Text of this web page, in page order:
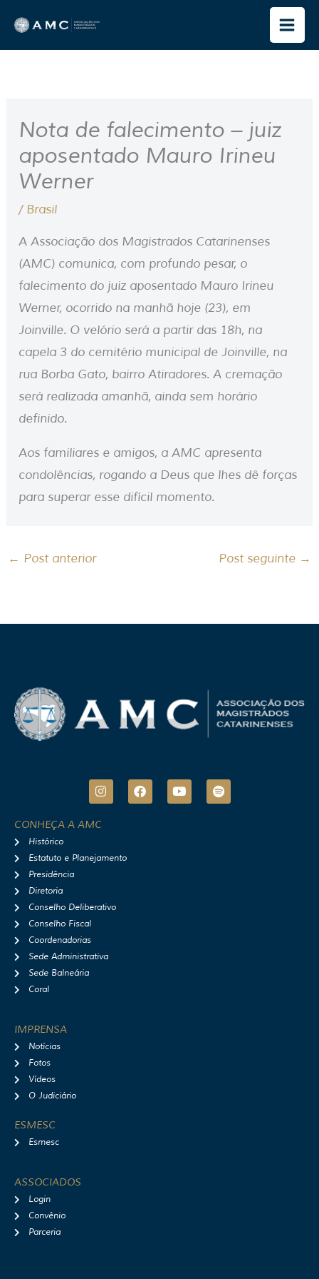
para
o
Nota de falecimento – juiz
aposentado Mauro Irineu
Werner
/ Brasil
A Associação dos Magistrados Catarinenses
(AMC) comunica, com profundo pesar, o
falecimento do juiz aposentado Mauro Irineu
Werner, ocorrido na manhã hoje (23), em
Joinville. O velório será a partir das 18h, na
capela 3 do cemitério municipal de Joinville, na
rua Borba Gato, bairro Atiradores. A cremação
será realizada amanhã, ainda sem horário
definido.
Aos familiares e amigos, a AMC apresenta
condolências, rogando a Deus que lhes dê forças
para superar esse difícil momento.
← Post anterior Post seguinte →
I
n
t
r
F
a
Y
o
S
p
CONHEÇA A AMC
Histórico
Estatuto e Planejamento
Presidência
Diretoria
Conselho Deliberativo
Conselho Fiscal
Coordenadorias
Sede Administrativa
Sede Balneária
Coral
IMPRENSA
Notícias
Fotos
Vídeos
O Judiciário
ESMESC
Esmesc
ASSOCIADOS
Login
Convênio
Parceria